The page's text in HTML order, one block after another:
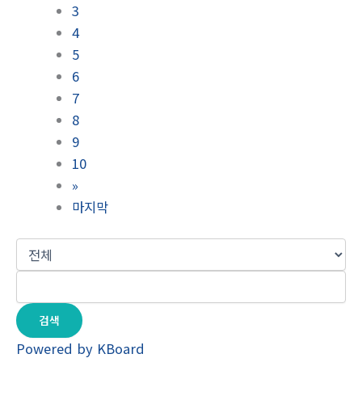
3
4
5
6
7
8
9
10
»
마지막
검색
Powered by KBoard